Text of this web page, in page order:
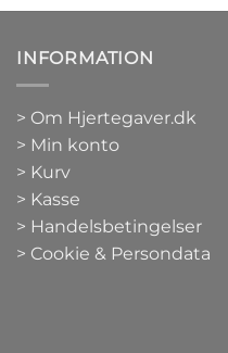
INFORMATION
> Om Hjertegaver.dk
> Min konto
> Kurv
> Kasse
> Handelsbetingelser
> Cookie & Persondata